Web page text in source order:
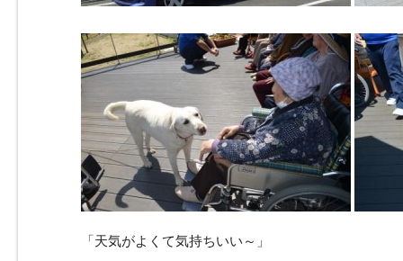
「天気がよくて気持ちいい～」